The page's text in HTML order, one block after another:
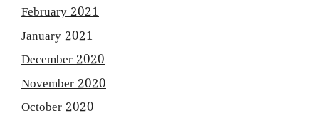
February 2021
January 2021
December 2020
November 2020
October 2020